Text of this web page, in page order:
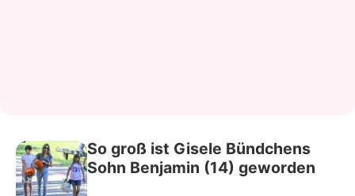
So groß ist Gisele Bündchens
Sohn Benjamin (14) geworden